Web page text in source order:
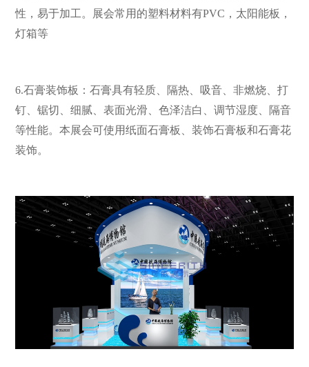
性，易于加工。展会常用的塑料材料有PVC，太阳能板，
灯箱等
6.石膏装饰板：石膏具有轻质、隔热、吸音、非燃烧、打
钉、锯切、细腻、表面光滑、色泽洁白、调节湿度、隔音
等性能。本展会可使用纸面石膏板、装饰石膏板和石膏花
装饰。